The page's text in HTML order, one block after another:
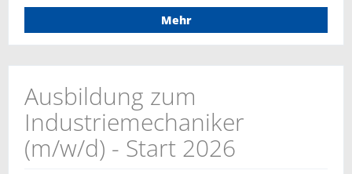
Mehr
Ausbildung zum
Industriemechaniker
(m/w/d) - Start 2026